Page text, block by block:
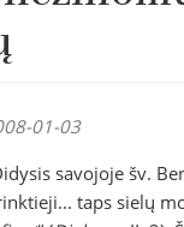
01-03
savojoje šv.
taps sielų